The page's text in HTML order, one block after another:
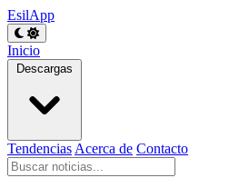
EsilApp
Inicio
Descargas
Tendencias Acerca de Contacto